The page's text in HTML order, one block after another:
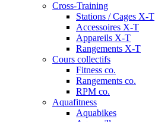
Cross-Training
Stations / Cages X-T
Accessoires X-T
Appareils X-T
Rangements X-T
Cours collectifs
Fitness co.
Rangements co.
RPM co.
Aquafitness
Aquabikes